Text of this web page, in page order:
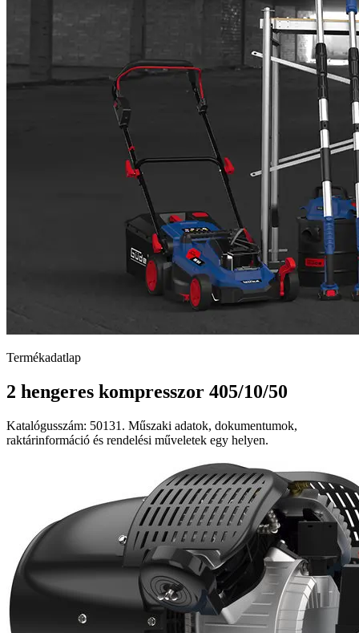
Termékadatlap
2 hengeres kompresszor 405/10/50
Katalógusszám: 50131. Műszaki adatok, dokumentumok,
raktárinformáció és rendelési műveletek egy helyen.